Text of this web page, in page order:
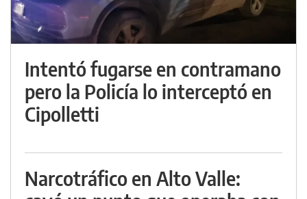
Intentó fugarse en contramano
pero la Policía lo interceptó en
Cipolletti
Narcotráfico en Alto Valle: